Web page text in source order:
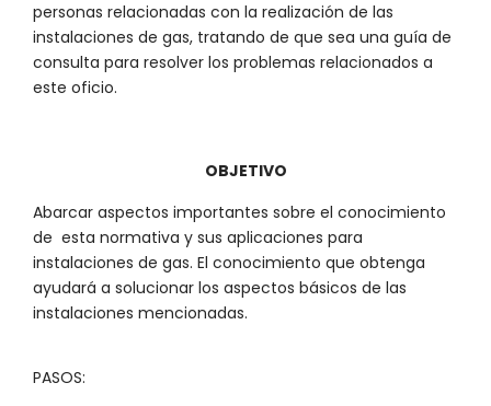
personas relacionadas con la realización de las
instalaciones de gas, tratando de que sea una guía de
consulta para resolver los problemas relacionados a
este oficio.
OBJETIVO
Abarcar aspectos importantes sobre el conocimiento
de esta normativa y sus aplicaciones para
instalaciones de gas. El conocimiento que obtenga
ayudará a solucionar los aspectos básicos de las
instalaciones mencionadas.
PASOS: